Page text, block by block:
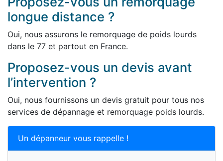
longue distance ?
Oui, nous assurons le remorquage de poids lourds
dans le 77 et partout en France.
Proposez-vous un devis avant
l’intervention ?
Oui, nous fournissons un devis gratuit pour tous nos
services de dépannage et remorquage poids lourds.
Un dépanneur vous rappelle !